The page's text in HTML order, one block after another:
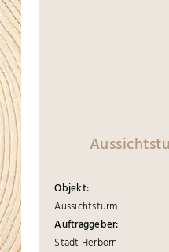
Objekt:
Aussichtsturm
Auftraggeber:
Stadt Herborn